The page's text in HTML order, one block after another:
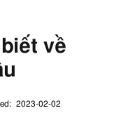
về
2023-02-02